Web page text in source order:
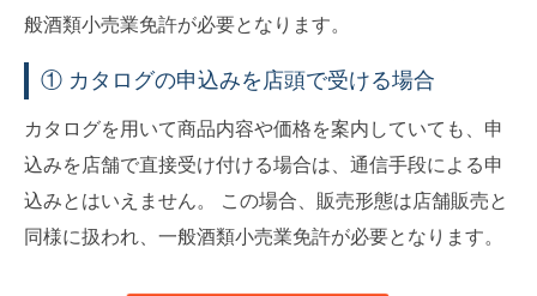
般酒類小売業免許が必要となります。
① カタログの申込みを店頭で受ける場合
カタログを用いて商品内容や価格を案内していても、申
込みを店舗で直接受け付ける場合は、通信手段による申
込みとはいえません。 この場合、販売形態は店舗販売と
同様に扱われ、一般酒類小売業免許が必要となります。